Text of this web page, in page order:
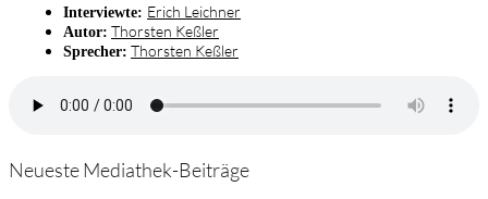
Interviewte: Erich Leichner
Autor: Thorsten Keßler
Sprecher: Thorsten Keßler
Neueste Mediathek-Beiträge